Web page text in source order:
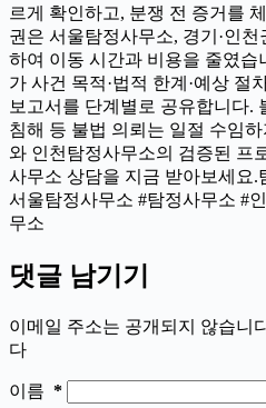
르게 확인하고, 분쟁 전 증거를
권은 서울탐정사무소, 경기·인
하여 이동 시간과 비용을 줄였습
가 사건 목적·법적 한계·예상 절
보고서를 단계별로 공유합니다.
침해 등 불법 의뢰는 일절 수임
와 인천탐정사무소의 검증된 프
사무소 상담을 지금 받아보세요
서울탐정사무소 #탐정사무소 #
무소
댓글 남기기
이메일 주소는 공개되지 않습니
다
이름 *